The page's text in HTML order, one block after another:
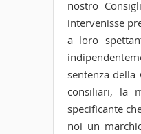
nostro
intervenisse
a loro
sentenza
consiliari, la
specificante
noi un